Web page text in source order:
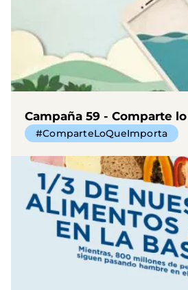
Campaña 59 - Comparte
#ComparteLoQueImporta